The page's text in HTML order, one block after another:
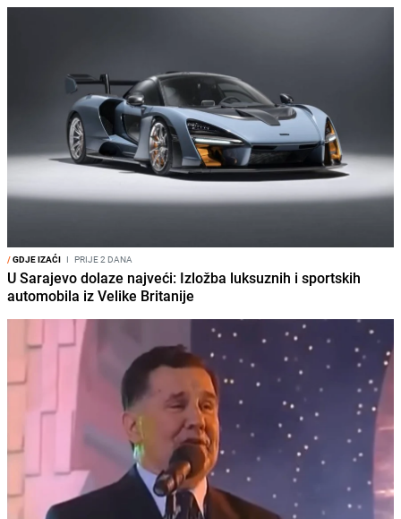
/GDJE IZAĆI I PRIJE 2 DANA
U Sarajevo dolaze najveći: Izložba luksuznih i sportskih
automobila iz Velike Britanije